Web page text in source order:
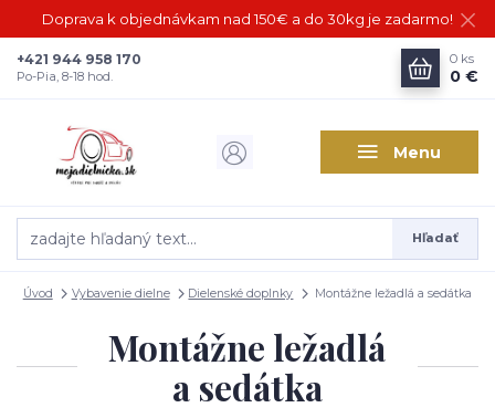
Doprava k objednávkam nad 150€ a do 30kg je zadarmo!
Menu
Hľadať
+421 944 958 170
Po-Pia, 8-18 hod.
0 ks
0 €
Úvod Vybavenie dielne Dielenské doplnky Montážne ležadlá a sedátka
Montážne ležadlá
a sedátka